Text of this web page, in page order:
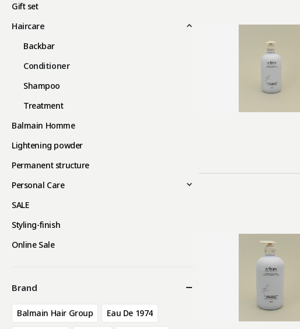
Gift set
Haircare
Backbar
Conditioner
Shampoo
Treatment
Balmain Homme
Lightening powder
Permanent structure
Personal Care
SALE
Styling-finish
Online Sale
Brand
Balmain Hair Group
Eau De 1974